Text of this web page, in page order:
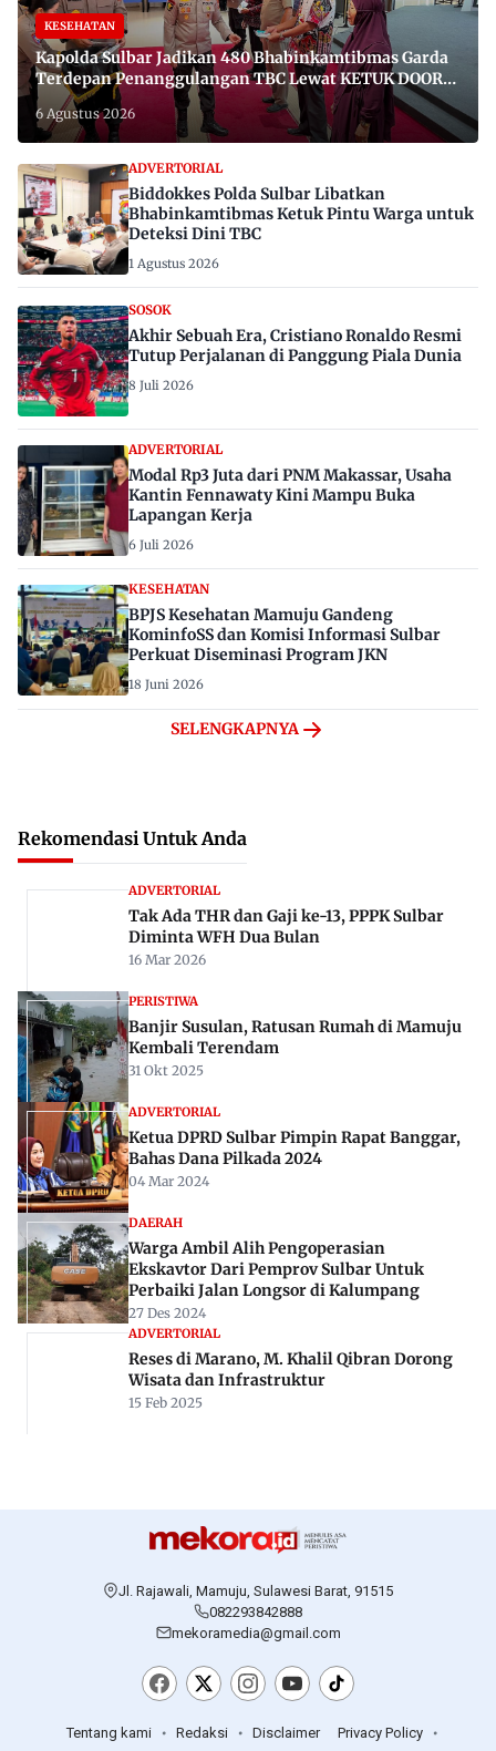
KESEHATAN
Kapolda Sulbar Jadikan 480 Bhabinkamtibmas Garda
Terdepan Penanggulangan TBC Lewat KETUK DOORS
di 650 Desa
6 Agustus 2026
ADVERTORIAL
Biddokkes Polda Sulbar Libatkan
Bhabinkamtibmas Ketuk Pintu Warga untuk
Deteksi Dini TBC
1 Agustus 2026
SOSOK
Akhir Sebuah Era, Cristiano Ronaldo Resmi
Tutup Perjalanan di Panggung Piala Dunia
8 Juli 2026
ADVERTORIAL
Modal Rp3 Juta dari PNM Makassar, Usaha
Kantin Fennawaty Kini Mampu Buka
Lapangan Kerja
6 Juli 2026
KESEHATAN
BPJS Kesehatan Mamuju Gandeng
KominfoSS dan Komisi Informasi Sulbar
Perkuat Diseminasi Program JKN
18 Juni 2026
SELENGKAPNYA
Rekomendasi Untuk Anda
ADVERTORIAL
Tak Ada THR dan Gaji ke-13, PPPK Sulbar
Diminta WFH Dua Bulan
16 Mar 2026
PERISTIWA
Banjir Susulan, Ratusan Rumah di Mamuju
Kembali Terendam
31 Okt 2025
ADVERTORIAL
Ketua DPRD Sulbar Pimpin Rapat Banggar,
Bahas Dana Pilkada 2024
04 Mar 2024
DAERAH
Warga Ambil Alih Pengoperasian
Ekskavtor Dari Pemprov Sulbar Untuk
Perbaiki Jalan Longsor di Kalumpang
27 Des 2024
ADVERTORIAL
Reses di Marano, M. Khalil Qibran Dorong
Wisata dan Infrastruktur
15 Feb 2025
Jl. Rajawali, Mamuju, Sulawesi Barat, 91515
082293842888
mekoramedia@gmail.com
Tentang kami Redaksi Disclaimer Privacy Policy